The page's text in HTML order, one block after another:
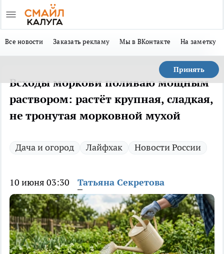
Все новости Заказать рекламу Мы в ВКонтакте На заметку
Принять
Всходы моркови поливаю мощным
раствором: растёт крупная, сладкая,
не тронутая морковной мухой
Дача и огород Лайфхак Новости России
10 июня 03:30 Татьяна Секретова